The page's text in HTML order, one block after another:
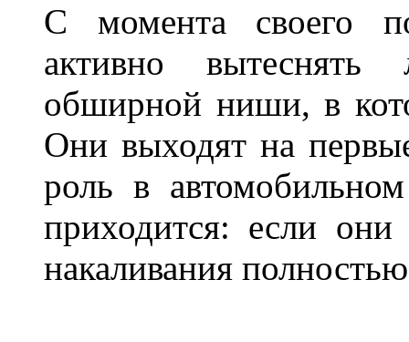
С момента своего
активно
обширной ниши, в
Они выходят на
роль в
приходится: если
накаливания